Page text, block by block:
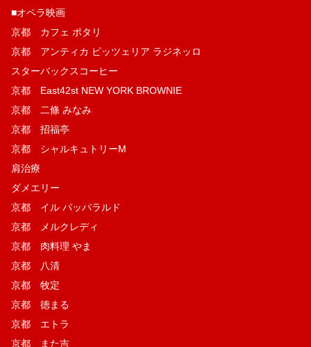
■オペラ映画
京都 カフェ ポタリ
京都 アンティカ ピッツェリア ラジネッロ
スターバックスコーヒー
京都 East42st NEW YORK BROWNIE
京都 二條 みなみ
京都 招福亭
京都 シャルキュトリーM
肩治療
ダメエリー
京都 イル パッパラルド
京都 メルクレディ
京都 肉料理 やま
京都 八清
京都 牧定
京都 徳まる
京都 エトラ
京都 また吉